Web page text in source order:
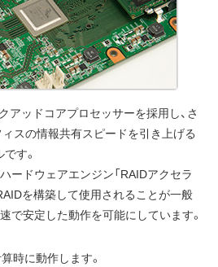
アッドコアプロセッサーを採用し、さ
スの情報共有スピードを引き上げる
す。
ードウェアエンジン「RAIDアクセラ
を構築して使用されることが一般
で安定した動作を可能にしています。
時に動作します。